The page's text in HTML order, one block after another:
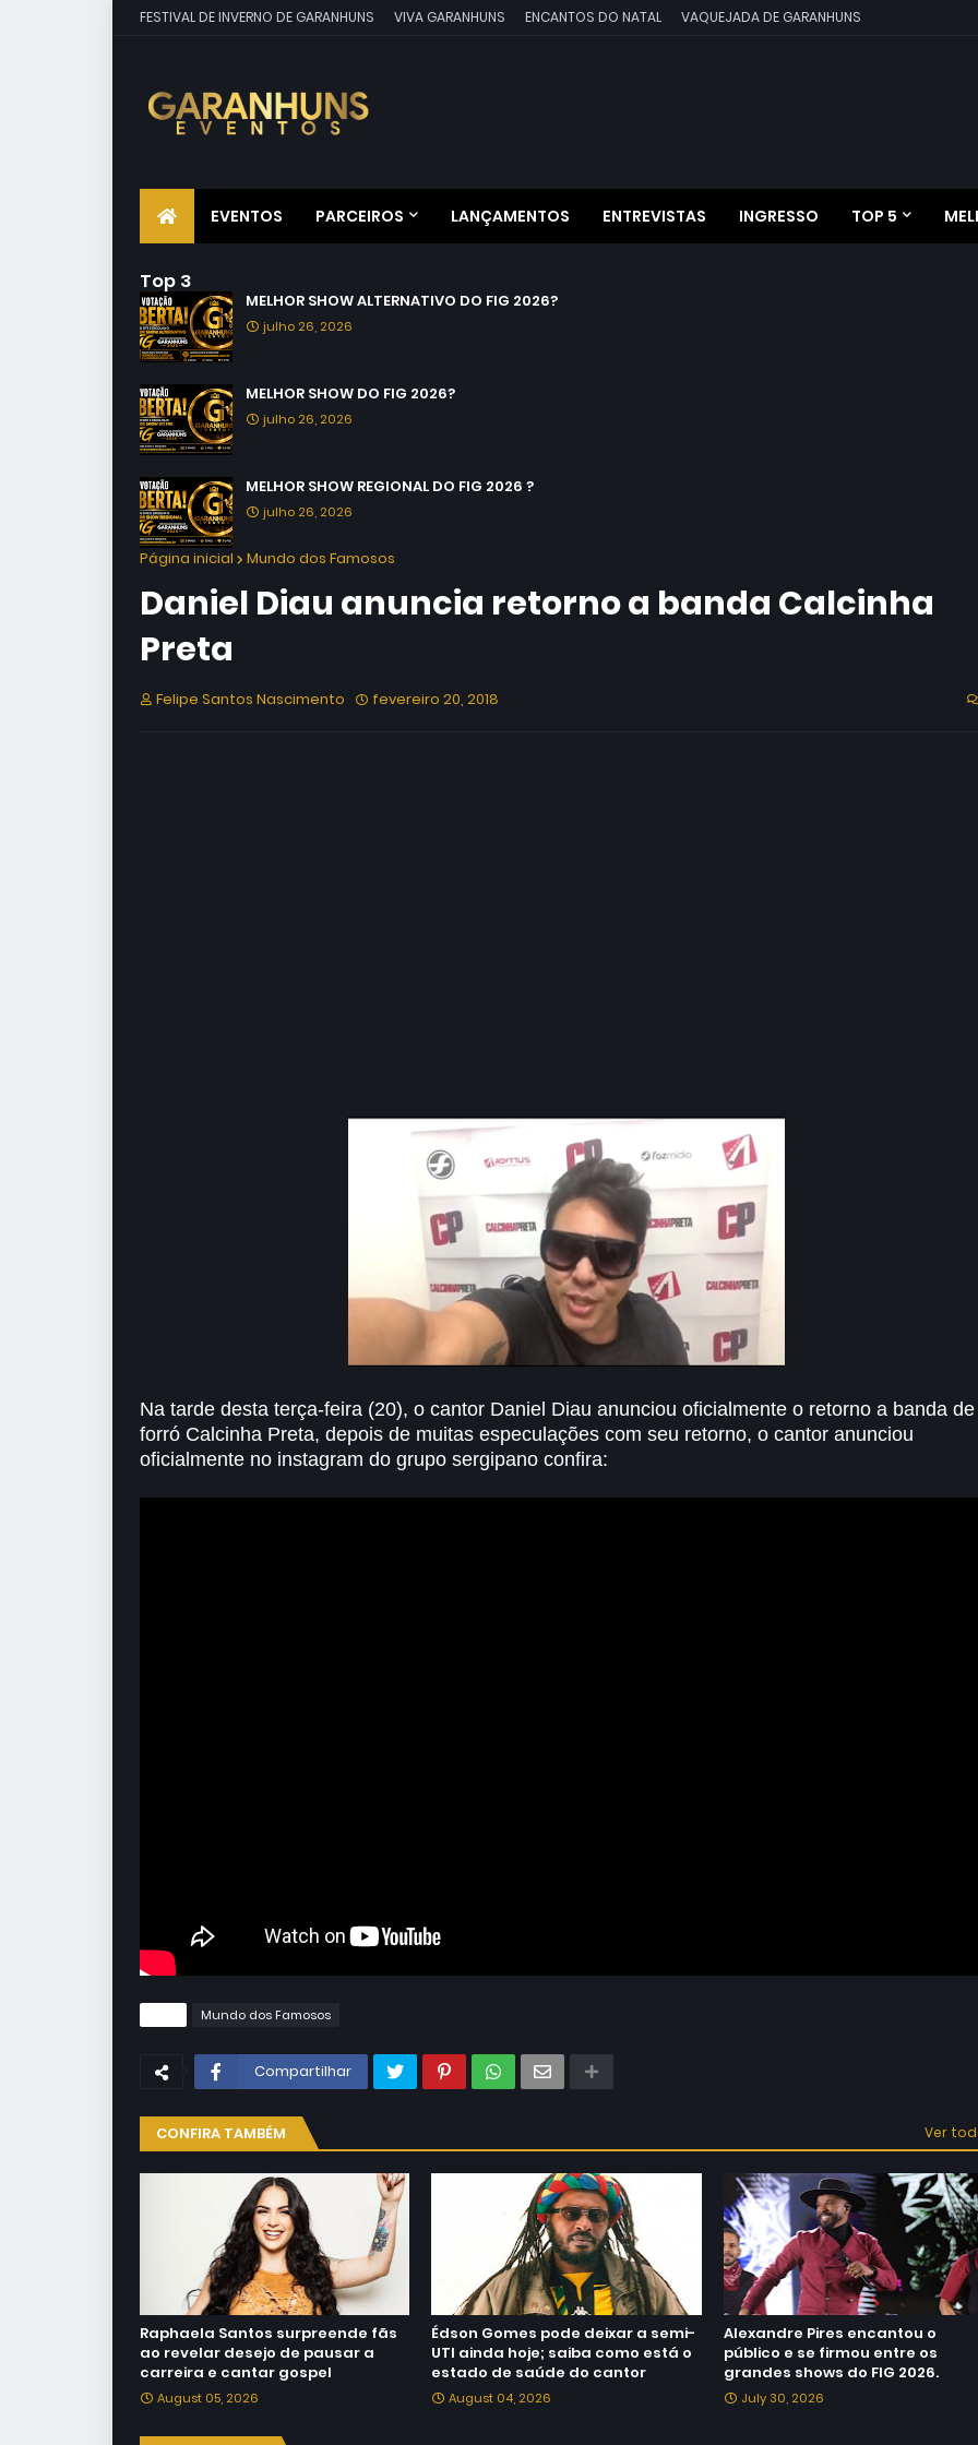
FESTIVAL DE INVERNO DE GARANHUNS VIVA GARANHUNS ENCANTOS DO NATAL VAQUEJADA DE GARANHUNS
EVENTOS PARCEIROS LANÇAMENTOS ENTREVISTAS INGRESSO TOP 5
Top 3
MELHOR SHOW ALTERNATIVO DO FIG 2026?
julho 26, 2026
MELHOR SHOW DO FIG 2026?
julho 26, 2026
MELHOR SHOW REGIONAL DO FIG 2026 ?
julho 26, 2026
Página inicial Mundo dos Famosos
Daniel Diau anuncia retorno a banda Calcinha
Preta
Felipe Santos Nascimento fevereiro 20, 2018
Na tarde desta terça-feira (20), o cantor Daniel Diau anunciou oficialmente o retorno a banda de
forró Calcinha Preta, depois de muitas especulações com seu retorno, o cantor anunciou
oficialmente no instagram do grupo sergipano confira:
Mundo dos Famosos
Compartilhar
CONFIRA TAMBÉM Ver
Raphaela Santos surpreende fãs
ao revelar desejo de pausar a
carreira e cantar gospel
August 05, 2026
Édson Gomes pode deixar a semi-
UTI ainda hoje; saiba como está o
estado de saúde do cantor
August 04, 2026
Alexandre Pires encantou o
público e se firmou entre os
grandes shows do FIG 2026.
July 30, 2026